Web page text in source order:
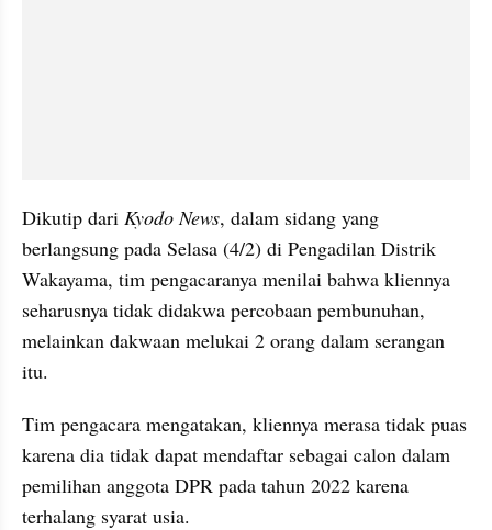
Dikutip dari Kyodo News, dalam sidang yang
berlangsung pada Selasa (4/2) di Pengadilan Distrik
Wakayama, tim pengacaranya menilai bahwa kliennya
seharusnya tidak didakwa percobaan pembunuhan,
melainkan dakwaan melukai 2 orang dalam serangan
itu.
Tim pengacara mengatakan, kliennya merasa tidak puas
karena dia tidak dapat mendaftar sebagai calon dalam
pemilihan anggota DPR pada tahun 2022 karena
terhalang syarat usia.